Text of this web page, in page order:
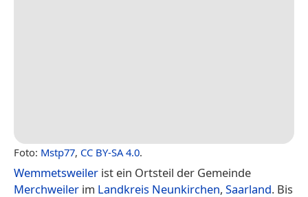
Foto: Mstp77, CC BY-SA 4.0.
Wemmetsweiler ist ein Ortsteil der Gemeinde
Merchweiler im Landkreis Neunkirchen, Saarland. Bis